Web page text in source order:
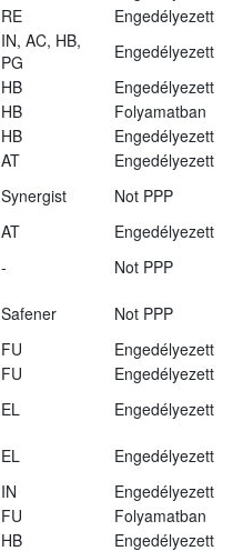
RE
Engedélyezett
IN, AC, HB,
PG
Engedélyezett
HB
Engedélyezett
HB
Folyamatban
HB
Engedélyezett
AT
Engedélyezett
Synergist
Not PPP
AT
Engedélyezett
-
Not PPP
Safener
Not PPP
FU
Engedélyezett
FU
Engedélyezett
EL
Engedélyezett
EL
Engedélyezett
IN
Engedélyezett
FU
Folyamatban
HB Engedélyezett